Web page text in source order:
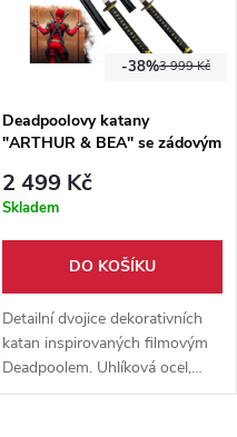
3 999 Kč
-38%
Deadpoolovy katany
"ARTHUR & BEA" se zádovým
2 499 Kč
Skladem
DO KOŠÍKU
Detailní dvojice dekorativních
katan inspirovaných filmovým
Deadpoolem. Uhlíková ocel,
dřevo, kov a eko-kůže – ideální